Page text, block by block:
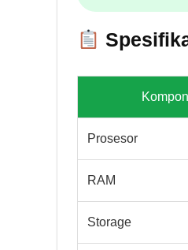
Prosesor
RAM
Storage